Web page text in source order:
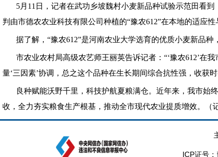
5月11日，记者在武功乡坡魏村小麦新品种试验示范田看
判由市德农农业科技有限公司种植的“豫农612”在本地的适应
据了解，“豫农612”是河南农业大学选育的优质小麦新品
市农业农村局高级农艺师王丽英告诉记者：“‘豫农612’在
量‘三因素’协调，总之这个品种在生长期间综合抗性强，收获
良种赋能沃野千里，科技护航夏粮满仓。近年来，我市始
收，全力夯实粮食生产根基，推动全市现代农业提质增效。（
ICP证号：